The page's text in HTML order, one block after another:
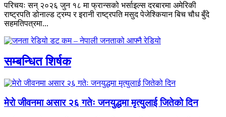
परिचयः सन् २०२६ जुन १८ मा फ्रान्सको भर्साइल्स दरबारमा अमेरिकी
राष्ट्रपति डोनाल्ड ट्रम्प र इरानी राष्ट्रपति मसुद पेजेश्कियान बिच चौध बुँदे
सहमतिपत्रमा...
सम्बन्धित शिर्षक
मेरो जीवनमा असार २६ गतेः जनयुद्धमा मृत्युलाई जितेको दिन